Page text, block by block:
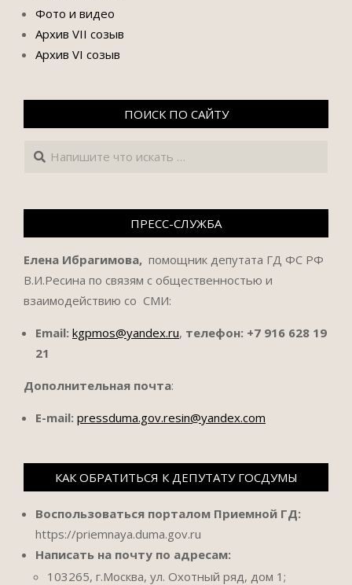
Фото и видео
Архив VII созыв
Архив VI созыв
ПОИСК ПО САЙТУ
Поиск
ПРЕСС-СЛУЖБА
Елена Ибрагимова, помощник депутата ГД ФС РФ
В.И.Ресина по связям с общественностью и
взаимодействию со СМИ:
Email: kgpmos@yandex.ru, телефон: +7 916 628 19
21
Дополнительная почта:
E-mail: pressduma.gov.resin@yandex.com
КАК ОБРАТИТЬСЯ К ДЕПУТАТУ ГОСДУМЫ
Воспользоваться порталом Приемной ГД:
https://priemnaya.duma.gov.ru
Написать на почту по адресам:
103265, г.Москва, ул. Охотный ряд, дом 1;